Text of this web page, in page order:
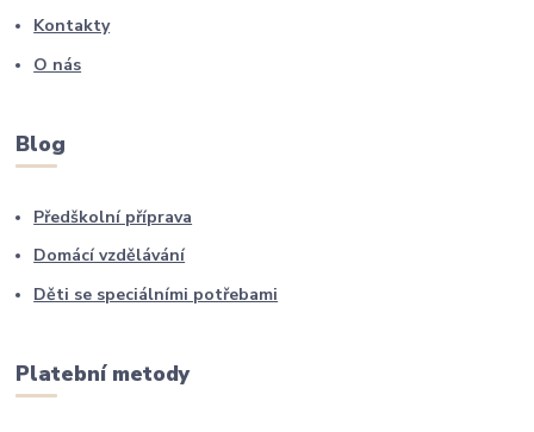
Kontakty
O nás
Blog
Předškolní příprava
Domácí vzdělávání
Děti se speciálními potřebami
Platební metody